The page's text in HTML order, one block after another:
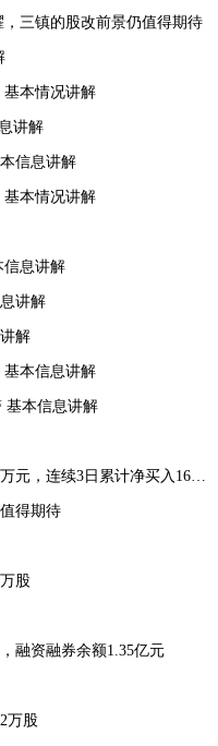
三镇的股改前景仍值得期待
本情况讲解
讲解
信息讲解
基本情况讲解
信息讲解
讲解
解
本信息讲解
基本信息讲解
连续3日累计净买入1668.15万元
得期待
股
融资融券余额1.35亿元
万股